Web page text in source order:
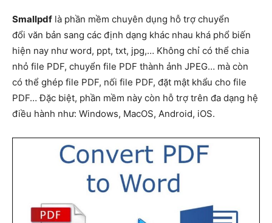
Smallpdf là phần mềm chuyên dụng hỗ trợ chuyển
đổi văn bản sang các định dạng khác nhau khá phổ biến
hiện nay như word, ppt, txt, jpg,… Không chỉ có thể chia
nhỏ file PDF, chuyển file PDF thành ảnh JPEG… mà còn
có thể ghép file PDF, nối file PDF, đặt mật khẩu cho file
PDF… Đặc biệt, phần mềm này còn hỗ trợ trên đa dạng hệ
điều hành như: Windows, MacOS, Android, iOS.